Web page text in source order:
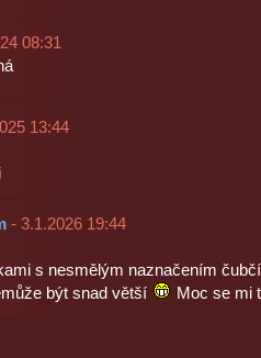
08:31
13:44
- 3.1.2026 19:44
s nesmělým naznačením
být snad větší
Moc se mi